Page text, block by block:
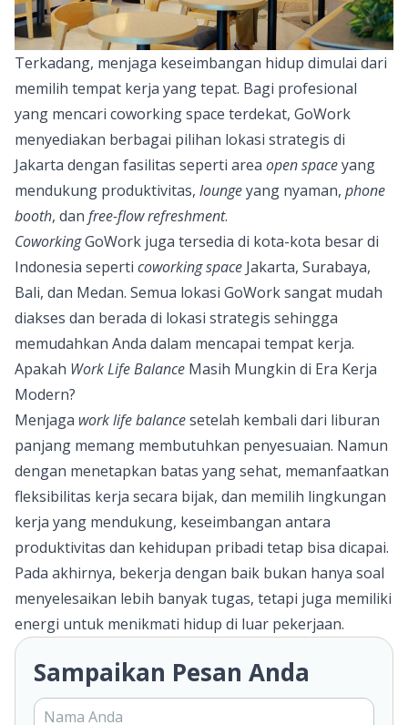
Terkadang, menjaga keseimbangan hidup dimulai dari
memilih tempat kerja yang tepat. Bagi profesional
yang mencari coworking space terdekat, GoWork
menyediakan berbagai pilihan lokasi strategis di
Jakarta dengan fasilitas seperti area open spaceyang
mendukung produktivitas, loungeyang nyaman, phone
booth, dan free-flow refreshment.
CoworkingGoWork juga tersedia di kota-kota besar di
Indonesia seperti coworking space Jakarta, Surabaya,
Bali, dan Medan. Semua lokasi GoWork sangat mudah
diakses dan berada di lokasi strategis sehingga
memudahkan Anda dalam mencapai tempat kerja.
Apakah Work Life Balance Masih Mungkin di Era Kerja
Modern?
Menjaga work life balancesetelah kembali dari liburan
panjang memang membutuhkan penyesuaian. Namun
dengan menetapkan batas yang sehat, memanfaatkan
fleksibilitas kerja secara bijak, dan memilih lingkungan
kerja yang mendukung, keseimbangan antara
produktivitas dan kehidupan pribadi tetap bisa dicapai.
Pada akhirnya, bekerja dengan baik bukan hanya soal
menyelesaikan lebih banyak tugas, tetapi juga memiliki
energi untuk menikmati hidup di luar pekerjaan.
Sampaikan Pesan Anda